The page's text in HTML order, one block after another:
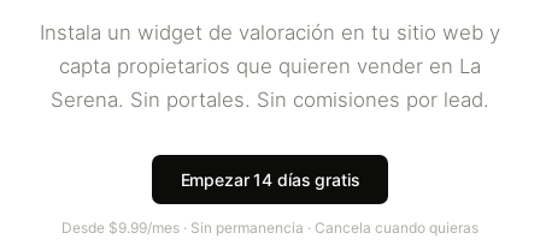
Instala un widget de valoración en tu sitio web y
capta propietarios que quieren vender en La
Serena. Sin portales. Sin comisiones por lead.
Empezar 14 días gratis
Desde $9.99/mes · Sin permanencia · Cancela cuando quieras